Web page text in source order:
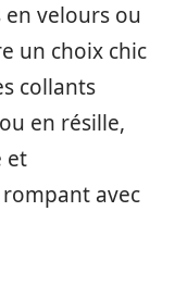
en velours ou
un choix chic
collants
en résille,
et
avec